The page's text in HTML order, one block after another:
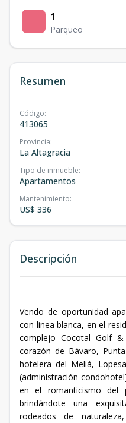
1
Parqueo
Resumen
Código:
413065
Provincia:
La Altagracia
Tipo de inmueble:
Apartamentos
Mantenimiento:
US$ 336
Descripción
Vendo de oportunidad
con linea blanca, en el
complejo Cocotal Golf
corazón de Bávaro,
hotelera del Meliá,
(administración
en el romanticismo del
brindándote una
rodeados de